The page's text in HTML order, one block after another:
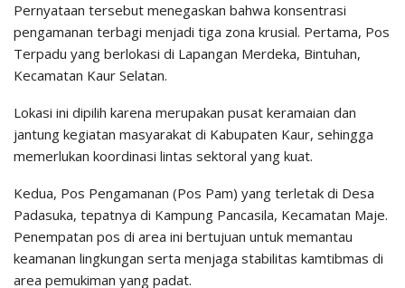
Pernyataan tersebut menegaskan bahwa konsentrasi
pengamanan terbagi menjadi tiga zona krusial. Pertama, Pos
Terpadu yang berlokasi di Lapangan Merdeka, Bintuhan,
Kecamatan Kaur Selatan.
Lokasi ini dipilih karena merupakan pusat keramaian dan
jantung kegiatan masyarakat di Kabupaten Kaur, sehingga
memerlukan koordinasi lintas sektoral yang kuat.
Kedua, Pos Pengamanan (Pos Pam) yang terletak di Desa
Padasuka, tepatnya di Kampung Pancasila, Kecamatan Maje.
Penempatan pos di area ini bertujuan untuk memantau
keamanan lingkungan serta menjaga stabilitas kamtibmas di
area pemukiman yang padat.